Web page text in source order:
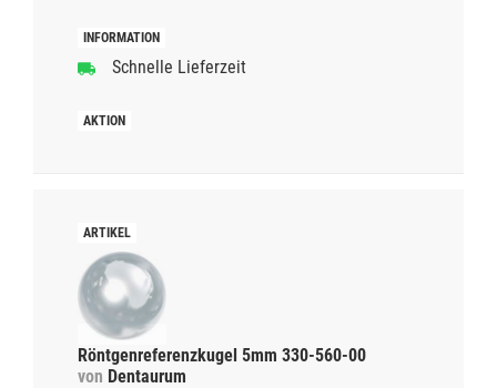
Schnelle Lieferzeit
Röntgenreferenzkugel 5mm 330-560-00
von Dentaurum